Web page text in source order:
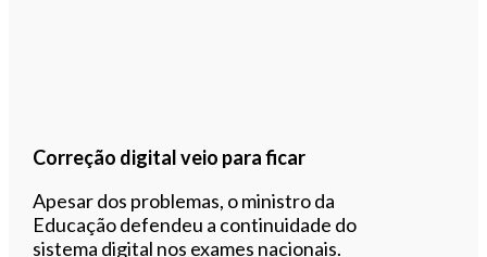
Correção digital veio para ficar
Apesar dos problemas, o ministro da
Educação defendeu a continuidade do
sistema digital nos exames nacionais.